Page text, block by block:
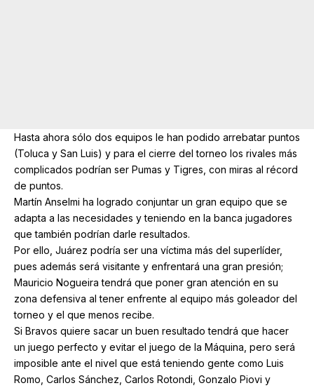
Hasta ahora sólo dos equipos le han podido arrebatar puntos
(Toluca y San Luis) y para el cierre del torneo los rivales más
complicados podrían ser Pumas y Tigres, con miras al récord
de puntos.
Martín Anselmi ha logrado conjuntar un gran equipo que se
adapta a las necesidades y teniendo en la banca jugadores
que también podrían darle resultados.
Por ello, Juárez podría ser una víctima más del superlíder,
pues además será visitante y enfrentará una gran presión;
Mauricio Nogueira tendrá que poner gran atención en su
zona defensiva al tener enfrente al equipo más goleador del
torneo y el que menos recibe.
Si Bravos quiere sacar un buen resultado tendrá que hacer
un juego perfecto y evitar el juego de la Máquina, pero será
imposible ante el nivel que está teniendo gente como Luis
Romo, Carlos Sánchez, Carlos Rotondi, Gonzalo Piovi y